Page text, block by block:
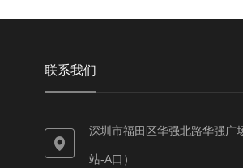
联系我们
深圳市福田区华强北路华强广
站-A口）